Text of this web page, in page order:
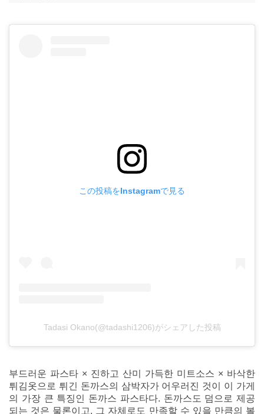
この投稿をInstagramで見る
Tadasi Okano(@tadashi1206)がシェアした投稿
부드러운 파스타 × 진하고 산미 가득한 미트소스 × 바삭한
튀김옷으로 튀긴 돈까스의 삼박자가 어우러진 것이 이 가게
의 가장 큰 특징인 돈까스 파스타다. 돈까스도 덤으로 제공
되는 것은 물론이고, 그 자체로도 만족할 수 있을 만큼의 볼